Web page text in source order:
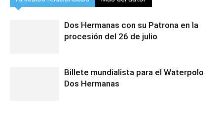
Dos Hermanas con su Patrona en la
procesión del 26 de julio
Billete mundialista para el Waterpolo
Dos Hermanas